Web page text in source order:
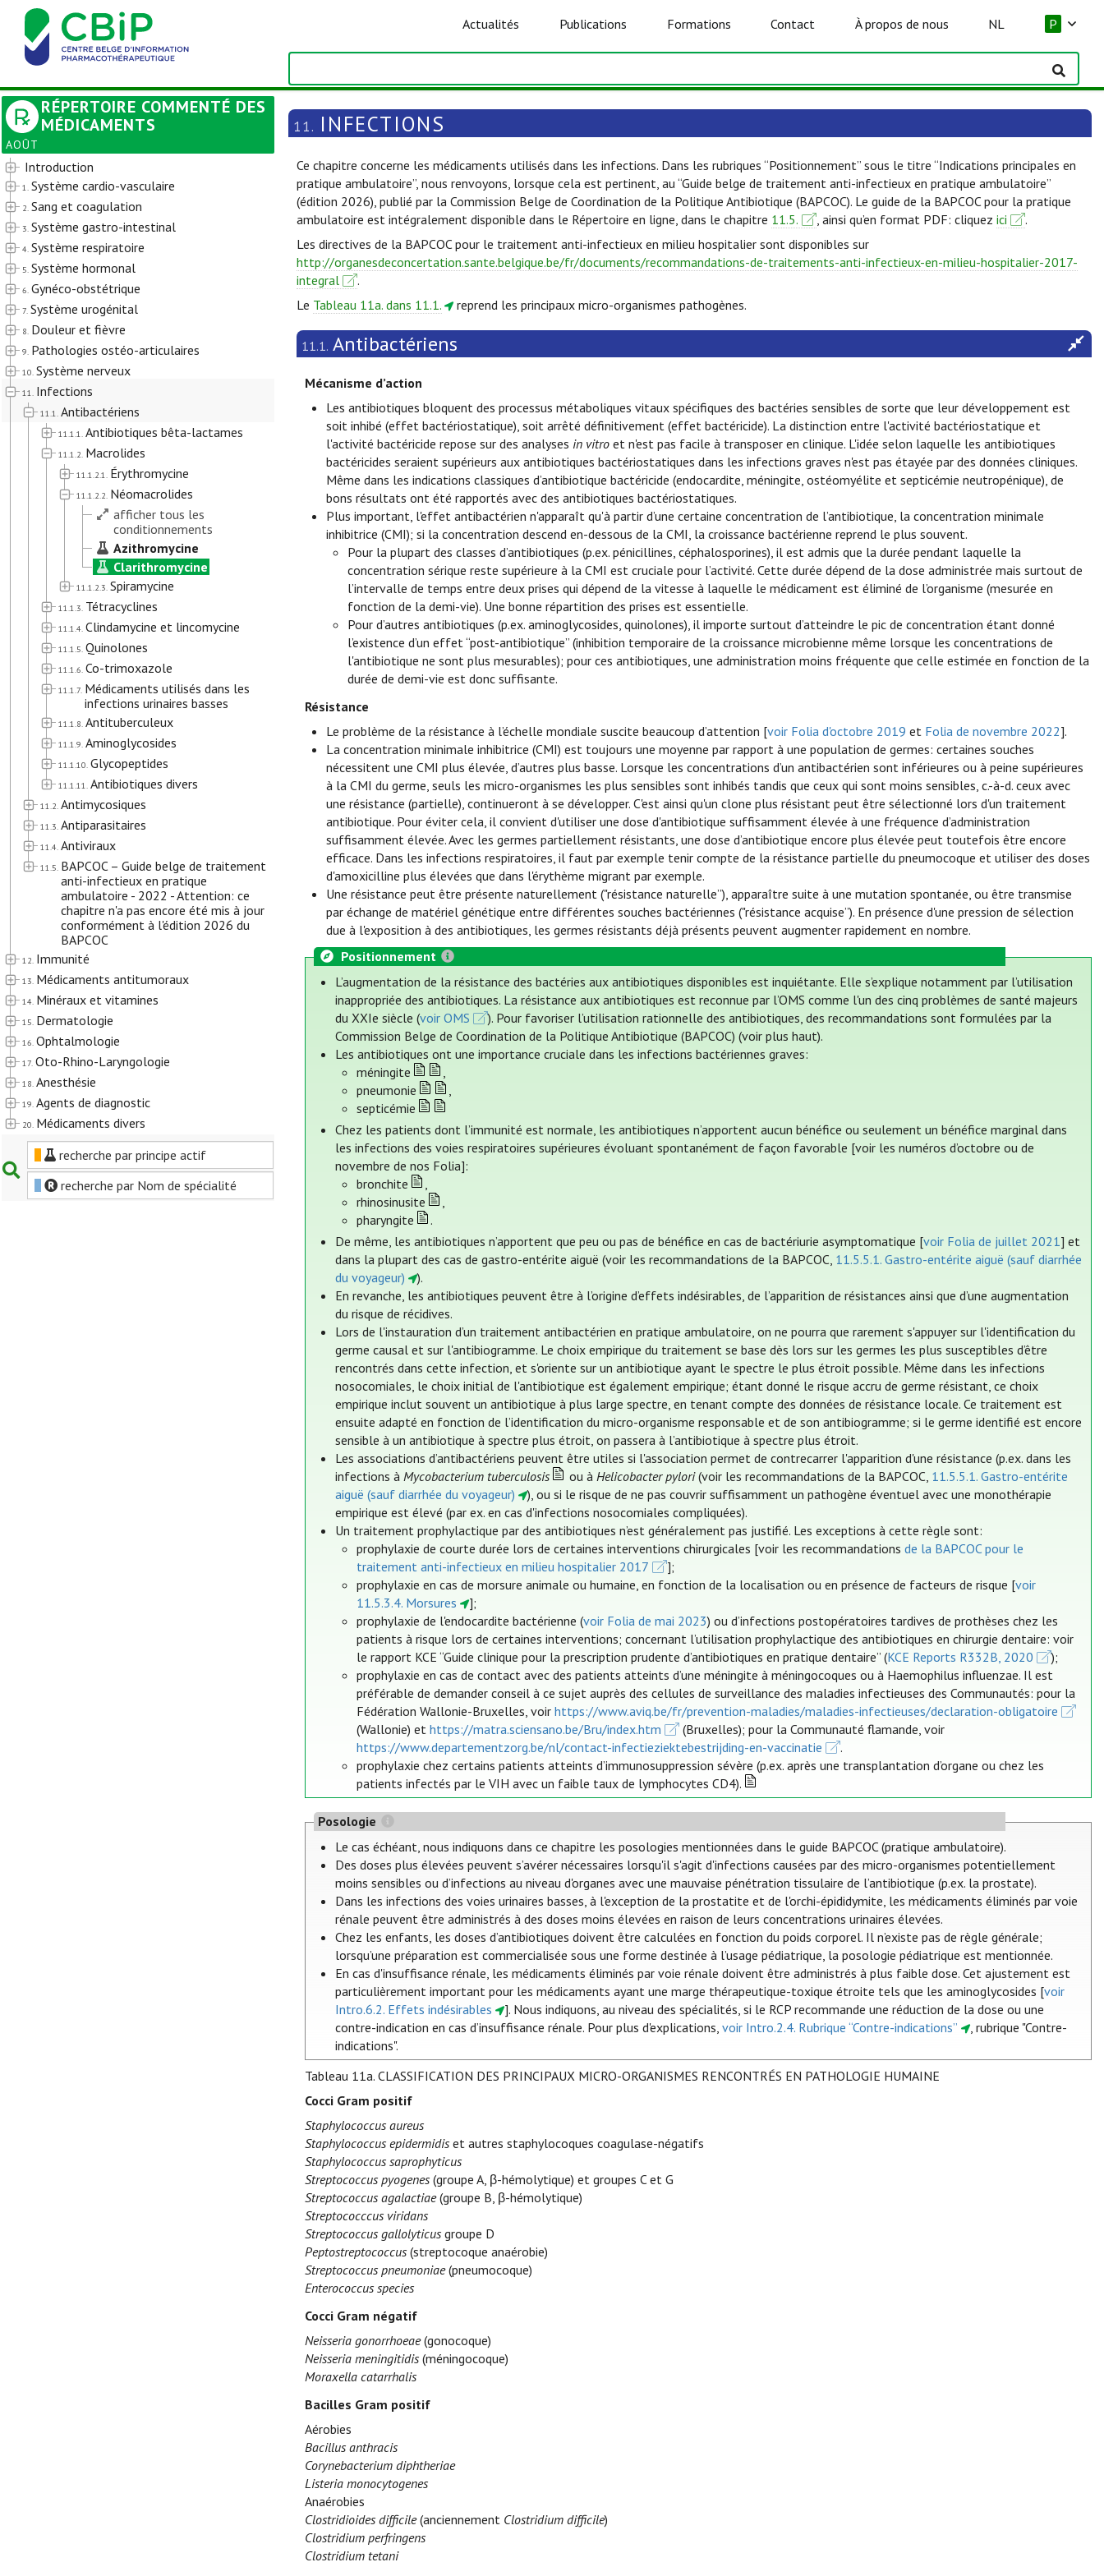
Actualités Publications Formations Contact À propos de nous NL P
RÉPERTOIRE COMMENTÉ DES
MÉDICAMENTS
AOÛT
Introduction
1. Système cardio-vasculaire
2. Sang et coagulation
3. Système gastro-intestinal
4. Système respiratoire
5. Système hormonal
6. Gynéco-obstétrique
7. Système urogénital
8. Douleur et fièvre
9. Pathologies ostéo-articulaires
10. Système nerveux
11. Infections
11.1. Antibactériens
11.1.1. Antibiotiques bêta-lactames
11.1.2. Macrolides
11.1.2.1. Érythromycine
11.1.2.2. Néomacrolides
afficher tous les
conditionnements
Azithromycine
Clarithromycine
11.1.2.3. Spiramycine
11.1.3. Tétracyclines
11.1.4. Clindamycine et lincomycine
11.1.5. Quinolones
11.1.6. Co-trimoxazole
11.1.7. Médicaments utilisés dans les
infections urinaires basses
11.1.8. Antituberculeux
11.1.9. Aminoglycosides
11.1.10. Glycopeptides
11.1.11. Antibiotiques divers
11.2. Antimycosiques
11.3. Antiparasitaires
11.4. Antiviraux
11.5. BAPCOC – Guide belge de traitement
anti-infectieux en pratique
ambulatoire - 2022 - Attention: ce
chapitre n'a pas encore été mis à jour
conformément à l'édition 2026 du
BAPCOC
12. Immunité
13. Médicaments antitumoraux
14. Minéraux et vitamines
15. Dermatologie
16. Ophtalmologie
17. Oto-Rhino-Laryngologie
18. Anesthésie
19. Agents de diagnostic
20. Médicaments divers
recherche par principe actif
recherche par Nom de spécialité
11. INFECTIONS
Ce chapitre concerne les médicaments utilisés dans les infections. Dans les rubriques “Positionnement” sous le titre “Indications principales en
pratique ambulatoire”, nous renvoyons, lorsque cela est pertinent, au “Guide belge de traitement anti-infectieux en pratique ambulatoire”
(édition 2026), publié par la Commission Belge de Coordination de la Politique Antibiotique (BAPCOC). Le guide de la BAPCOC pour la pratique
ambulatoire est intégralement disponible dans le Répertoire en ligne, dans le chapitre 11.5. , ainsi qu’en format PDF: cliquez ici
.
Les directives de la BAPCOC pour le traitement anti-infectieux en milieu hospitalier sont disponibles sur
http://organesdeconcertation.sante.belgique.be/fr/documents/recommandations-de-traitements-anti-infectieux-en-milieu-hospitalier-2017-
integral
.
Le Tableau 11a. dans 11.1. reprend les principaux micro-organismes pathogènes.
11.1. Antibactériens
Mécanisme d’action
Les antibiotiques bloquent des processus métaboliques vitaux spécifiques des bactéries sensibles de sorte que leur développement est
soit inhibé (effet bactériostatique), soit arrêté définitivement (effet bactéricide). La distinction entre l'activité bactériostatique et
l'activité bactéricide repose sur des analyses in vitro et n'est pas facile à transposer en clinique. L'idée selon laquelle les antibiotiques
bactéricides seraient supérieurs aux antibiotiques bactériostatiques dans les infections graves n'est pas étayée par des données cliniques.
Même dans les indications classiques d’antibiotique bactéricide (endocardite, méningite, ostéomyélite et septicémie neutropénique), de
bons résultats ont été rapportés avec des antibiotiques bactériostatiques.
Plus important, l'effet antibactérien n'apparaît qu'à partir d’une certaine concentration de l’antibiotique, la concentration minimale
inhibitrice (CMI); si la concentration descend en-dessous de la CMI, la croissance bactérienne reprend le plus souvent.
Pour la plupart des classes d’antibiotiques (p.ex. pénicillines, céphalosporines), il est admis que la durée pendant laquelle la
concentration sérique reste supérieure à la CMI est cruciale pour l’activité. Cette durée dépend de la dose administrée mais surtout de
l’intervalle de temps entre deux prises qui dépend de la vitesse à laquelle le médicament est éliminé de l’organisme (mesurée en
fonction de la demi-vie). Une bonne répartition des prises est essentielle.
Pour d’autres antibiotiques (p.ex. aminoglycosides, quinolones), il importe surtout d’atteindre le pic de concentration étant donné
l’existence d’un effet “post-antibiotique” (inhibition temporaire de la croissance microbienne même lorsque les concentrations de
l'antibiotique ne sont plus mesurables); pour ces antibiotiques, une administration moins fréquente que celle estimée en fonction de la
durée de demi-vie est donc suffisante.
Résistance
Le problème de la résistance à l’échelle mondiale suscite beaucoup d’attention [voir Folia d'octobre 2019 et Folia de novembre 2022].
La concentration minimale inhibitrice (CMI) est toujours une moyenne par rapport à une population de germes: certaines souches
nécessitent une CMI plus élevée, d’autres plus basse. Lorsque les concentrations d’un antibactérien sont inférieures ou à peine supérieures
à la CMI du germe, seuls les micro-organismes les plus sensibles sont inhibés tandis que ceux qui sont moins sensibles, c.-à-d. ceux avec
une résistance (partielle), continueront à se développer. C'est ainsi qu'un clone plus résistant peut être sélectionné lors d'un traitement
antibiotique. Pour éviter cela, il convient d'utiliser une dose d'antibiotique suffisamment élevée à une fréquence d’administration
suffisamment élevée. Avec les germes partiellement résistants, une dose d’antibiotique encore plus élevée peut toutefois être encore
efficace. Dans les infections respiratoires, il faut par exemple tenir compte de la résistance partielle du pneumocoque et utiliser des doses
d'amoxicilline plus élevées que dans l'érythème migrant par exemple.
Une résistance peut être présente naturellement ("résistance naturelle”), apparaître suite à une mutation spontanée, ou être transmise
par échange de matériel génétique entre différentes souches bactériennes ("résistance acquise”). En présence d'une pression de sélection
due à l'exposition à des antibiotiques, les germes résistants déjà présents peuvent augmenter rapidement en nombre.
Positionnement
L’augmentation de la résistance des bactéries aux antibiotiques disponibles est inquiétante. Elle s’explique notamment par l’utilisation
inappropriée des antibiotiques. La résistance aux antibiotiques est reconnue par l’OMS comme l'un des cinq problèmes de santé majeurs
du XXIe siècle (voir OMS
). Pour favoriser l’utilisation rationnelle des antibiotiques, des recommandations sont formulées par la
Commission Belge de Coordination de la Politique Antibiotique (BAPCOC) (voir plus haut).
Les antibiotiques ont une importance cruciale dans les infections bactériennes graves:
méningite
,
pneumonie
,
septicémie
Chez les patients dont l’immunité est normale, les antibiotiques n’apportent aucun bénéfice ou seulement un bénéfice marginal dans
les infections des voies respiratoires supérieures évoluant spontanément de façon favorable [voir les numéros d’octobre ou de
novembre de nos Folia]:
bronchite
,
rhinosinusite
,
pharyngite
.
De même, les antibiotiques n’apportent que peu ou pas de bénéfice en cas de bactériurie asymptomatique [voir Folia de juillet 2021] et
dans la plupart des cas de gastro-entérite aiguë (voir les recommandations de la BAPCOC, 11.5.5.1. Gastro-entérite aiguë (sauf diarrhée
du voyageur)
).
En revanche, les antibiotiques peuvent être à l’origine d’effets indésirables, de l’apparition de résistances ainsi que d’une augmentation
du risque de récidives.
Lors de l'instauration d’un traitement antibactérien en pratique ambulatoire, on ne pourra que rarement s'appuyer sur l'identification du
germe causal et sur l'antibiogramme. Le choix empirique du traitement se base dès lors sur les germes les plus susceptibles d’être
rencontrés dans cette infection, et s'oriente sur un antibiotique ayant le spectre le plus étroit possible. Même dans les infections
nosocomiales, le choix initial de l'antibiotique est également empirique; étant donné le risque accru de germe résistant, ce choix
empirique inclut souvent un antibiotique à plus large spectre, en tenant compte des données de résistance locale. Ce traitement est
ensuite adapté en fonction de l’identification du micro-organisme responsable et de son antibiogramme; si le germe identifié est encore
sensible à un antibiotique à spectre plus étroit, on passera à l’antibiotique à spectre plus étroit.
Les associations d’antibactériens peuvent être utiles si l'association permet de contrecarrer l'apparition d'une résistance (p.ex. dans les
infections àMycobacterium tuberculosis ou à Helicobacter pylori(voir les recommandations de la BAPCOC, 11.5.5.1. Gastro-entérite
aiguë (sauf diarrhée du voyageur)
), ou si le risque de ne pas couvrir suffisamment un pathogène éventuel avec une monothérapie
empirique est élevé (par ex. en cas d'infections nosocomiales compliquées).
Un traitement prophylactique par des antibiotiques n’est généralement pas justifié. Les exceptions à cette règle sont:
prophylaxie de courte durée lors de certaines interventions chirurgicales [voir les recommandationsde la BAPCOC pour le
traitement anti-infectieux en milieu hospitalier 2017
];
prophylaxie en cas de morsure animale ou humaine, en fonction de la localisation ou en présence de facteurs de risque [voir
11.5.3.4. Morsures
];
prophylaxie de l'endocardite bactérienne (voir Folia de mai 2023) ou d’infections postopératoires tardives de prothèses chez les
patients à risque lors de certaines interventions; concernant l’utilisation prophylactique des antibiotiques en chirurgie dentaire: voir
le rapport KCE “Guide clinique pour la prescription prudente d’antibiotiques en pratique dentaire” (KCE Reports R332B, 2020
);
prophylaxie en cas de contact avec des patients atteints d’une méningite à méningocoques ou à Haemophilus influenzae. Il est
préférable de demander conseil à ce sujet auprès des cellules de surveillance des maladies infectieuses des Communautés: pour la
Fédération Wallonie-Bruxelles, voirhttps://www.aviq.be/fr/prevention-maladies/maladies-infectieuses/declaration-obligatoire
(Wallonie) ethttps://matra.sciensano.be/Bru/index.htm
(Bruxelles); pour la Communauté flamande, voir
https://www.departementzorg.be/nl/contact-infectieziektebestrijding-en-vaccinatie
.
prophylaxie chez certains patients atteints d’immunosuppression sévère (p.ex. après une transplantation d’organe ou chez les
patients infectés par le VIH avec un faible taux de lymphocytes CD4).
Posologie
Le cas échéant, nous indiquons dans ce chapitre les posologies mentionnées dans le guide BAPCOC (pratique ambulatoire).
Des doses plus élevées peuvent s’avérer nécessaires lorsqu'il s'agit d'infections causées par des micro-organismes potentiellement
moins sensibles ou d’infections au niveau d'organes avec une mauvaise pénétration tissulaire de l’antibiotique (p.ex. la prostate).
Dans les infections des voies urinaires basses, à l'exception de la prostatite et de l'orchi-épididymite, les médicaments éliminés par voie
rénale peuvent être administrés à des doses moins élevées en raison de leurs concentrations urinaires élevées.
Chez les enfants, les doses d’antibiotiques doivent être calculées en fonction du poids corporel. Il n’existe pas de règle générale;
lorsqu’une préparation est commercialisée sous une forme destinée à l’usage pédiatrique, la posologie pédiatrique est mentionnée.
En cas d'insuffisance rénale, les médicaments éliminés par voie rénale doivent être administrés à plus faible dose. Cet ajustement est
particulièrement important pour les médicaments ayant une marge thérapeutique-toxique étroite tels que les aminoglycosides [voir
Intro.6.2. Effets indésirables
]. Nous indiquons, au niveau des spécialités, si le RCP recommande une réduction de la dose ou une
contre-indication en cas d’insuffisance rénale. Pour plus d'explications,voir Intro.2.4. Rubrique “Contre-indications”
, rubrique "Contre-
indications".
Tableau 11a. CLASSIFICATION DES PRINCIPAUX MICRO-ORGANISMES RENCONTRÉS EN PATHOLOGIE HUMAINE
Cocci Gram positif
Staphylococcus aureus
Staphylococcus epidermidis et autres staphylocoques coagulase-négatifs
Staphylococcus saprophyticus
Streptococcus pyogenes (groupe A, β-hémolytique) et groupes C et G
Streptococcus agalactiae(groupe B, β-hémolytique)
Streptococccus viridans
Streptococcus gallolyticus groupe D
Peptostreptococcus (streptocoque anaérobie)
Streptococcus pneumoniae(pneumocoque)
Enterococcus species
Cocci Gram négatif
Neisseria gonorrhoeae(gonocoque)
Neisseria meningitidis (méningocoque)
Moraxella catarrhalis
Bacilles Gram positif
Aérobies
Bacillus anthracis
Corynebacterium diphtheriae
Listeria monocytogenes
Anaérobies
Clostridioides difficile(anciennement Clostridium difficile)
Clostridium perfringens
Clostridium tetani